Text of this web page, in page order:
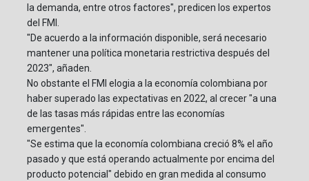
la demanda, entre otros factores", predicen los expertos
del FMI.
"De acuerdo a la información disponible, será necesario
mantener una política monetaria restrictiva después del
2023", añaden.
No obstante el FMI elogia a la economía colombiana por
haber superado las expectativas en 2022, al crecer "a una
de las tasas más rápidas entre las economías
emergentes".
"Se estima que la economía colombiana creció 8% el año
pasado y que está operando actualmente por encima del
producto potencial" debido en gran medida al consumo